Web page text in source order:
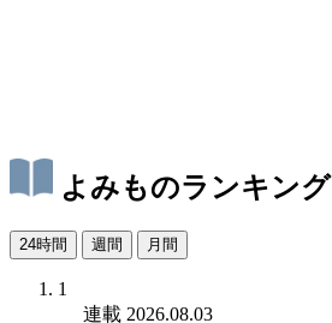
よみものランキング
24時間 週間 月間
1
連載 2026.08.03